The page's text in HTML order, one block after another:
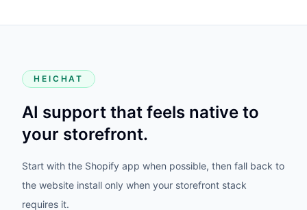
HEICHAT
AI support that feels native to
your storefront.
Start with the Shopify app when possible, then fall back to
the website install only when your storefront stack
requires it.